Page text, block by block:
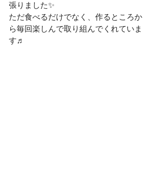
張りました✨
ただ食べるだけでなく、作るところか
ら毎回楽しんで取り組んでくれていま
す♬